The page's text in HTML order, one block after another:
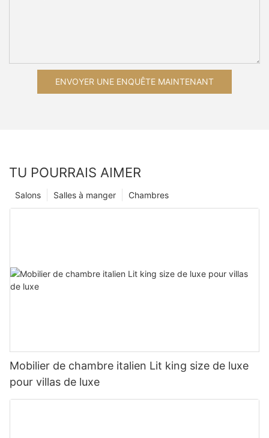
ENVOYER UNE ENQUÊTE MAINTENANT
TU POURRAIS AIMER
Chambres
Salles à manger
Salons
Mobilier de chambre italien Lit king size de luxe
pour villas de luxe